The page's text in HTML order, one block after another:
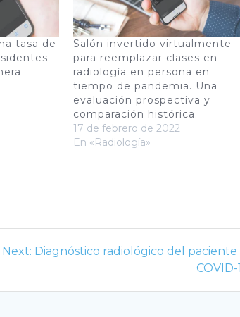
tasa de
Salón invertido virtualmente
para reemplazar clases en
radiología en persona en
tiempo de pandemia. Una
evaluación prospectiva y
comparación histórica.
17 de febrero de 2022
En «Radiología»
Next: Next
Diagnóstico radiológico del
COVID-